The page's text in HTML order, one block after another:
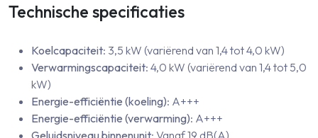
Technische specificaties
Koelcapaciteit: 3,5 kW (variërend van 1,4 tot 4,0 kW)
Verwarmingscapaciteit: 4,0 kW (variërend van 1,4 tot 5,0
kW)
Energie-efficiëntie (koeling): A+++
Energie-efficiëntie (verwarming): A+++
Geluidsniveau binnenunit: Vanaf 19 dB(A)